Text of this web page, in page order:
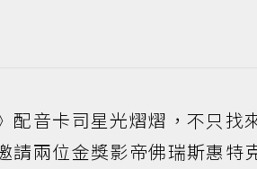
配音卡司星光熠熠，不只
請兩位金獎影帝佛瑞斯惠特